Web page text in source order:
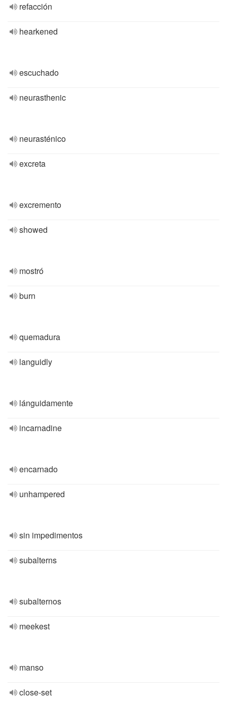
refacción
hearkened
escuchado
neurasthenic
neurasténico
excreta
excremento
showed
mostró
burn
quemadura
languidly
lánguidamente
incarnadine
encarnado
unhampered
sin impedimentos
subalterns
subalternos
meekest
manso
close-set